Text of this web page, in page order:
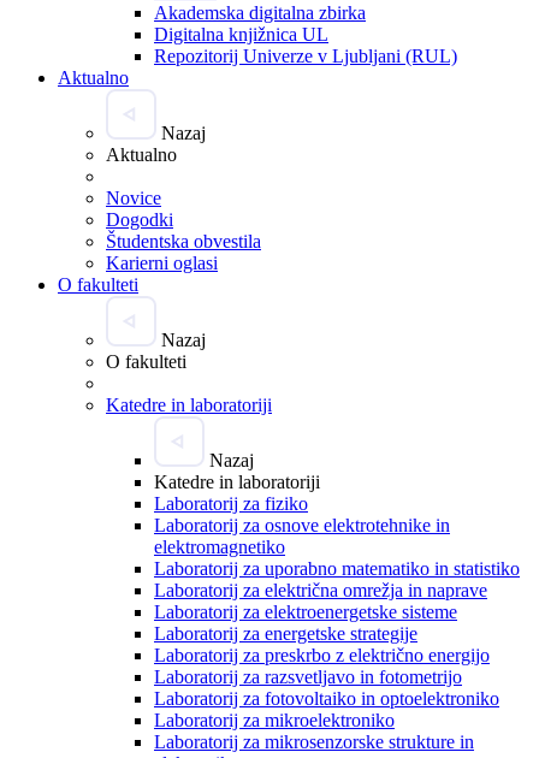
Akademska digitalna zbirka
Digitalna knjižnica UL
Repozitorij Univerze v Ljubljani (RUL)
Aktualno
Nazaj
Aktualno
Novice
Dogodki
Študentska obvestila
Karierni oglasi
O fakulteti
Nazaj
O fakulteti
Katedre in laboratoriji
Nazaj
Katedre in laboratoriji
Laboratorij za fiziko
Laboratorij za osnove elektrotehnike in
elektromagnetiko
Laboratorij za uporabno matematiko in statistiko
Laboratorij za električna omrežja in naprave
Laboratorij za elektroenergetske sisteme
Laboratorij za energetske strategije
Laboratorij za preskrbo z električno energijo
Laboratorij za razsvetljavo in fotometrijo
Laboratorij za fotovoltaiko in optoelektroniko
Laboratorij za mikroelektroniko
Laboratorij za mikrosenzorske strukture in